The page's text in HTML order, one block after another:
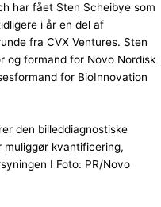
har fået Sten Scheibye som
i år en del af
fra CVX Ventures. Sten
og formand for Novo Nordisk
for BioInnovation
den billeddiagnostiske
muliggør kvantificering,
I Foto: PR/Novo